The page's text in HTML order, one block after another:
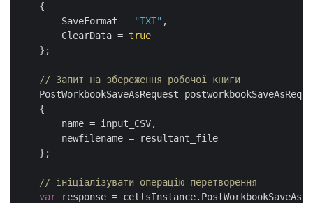
    {
        SaveFormat =
"TXT" ,
        ClearData =
true
    };
// Запит на збереження робочої книги
PostWorkbookSaveAsRequest
    {
        name = input_CSV,
        newfilename = resultant_file
    };
// ініціалізувати операцію перетворення
var response =